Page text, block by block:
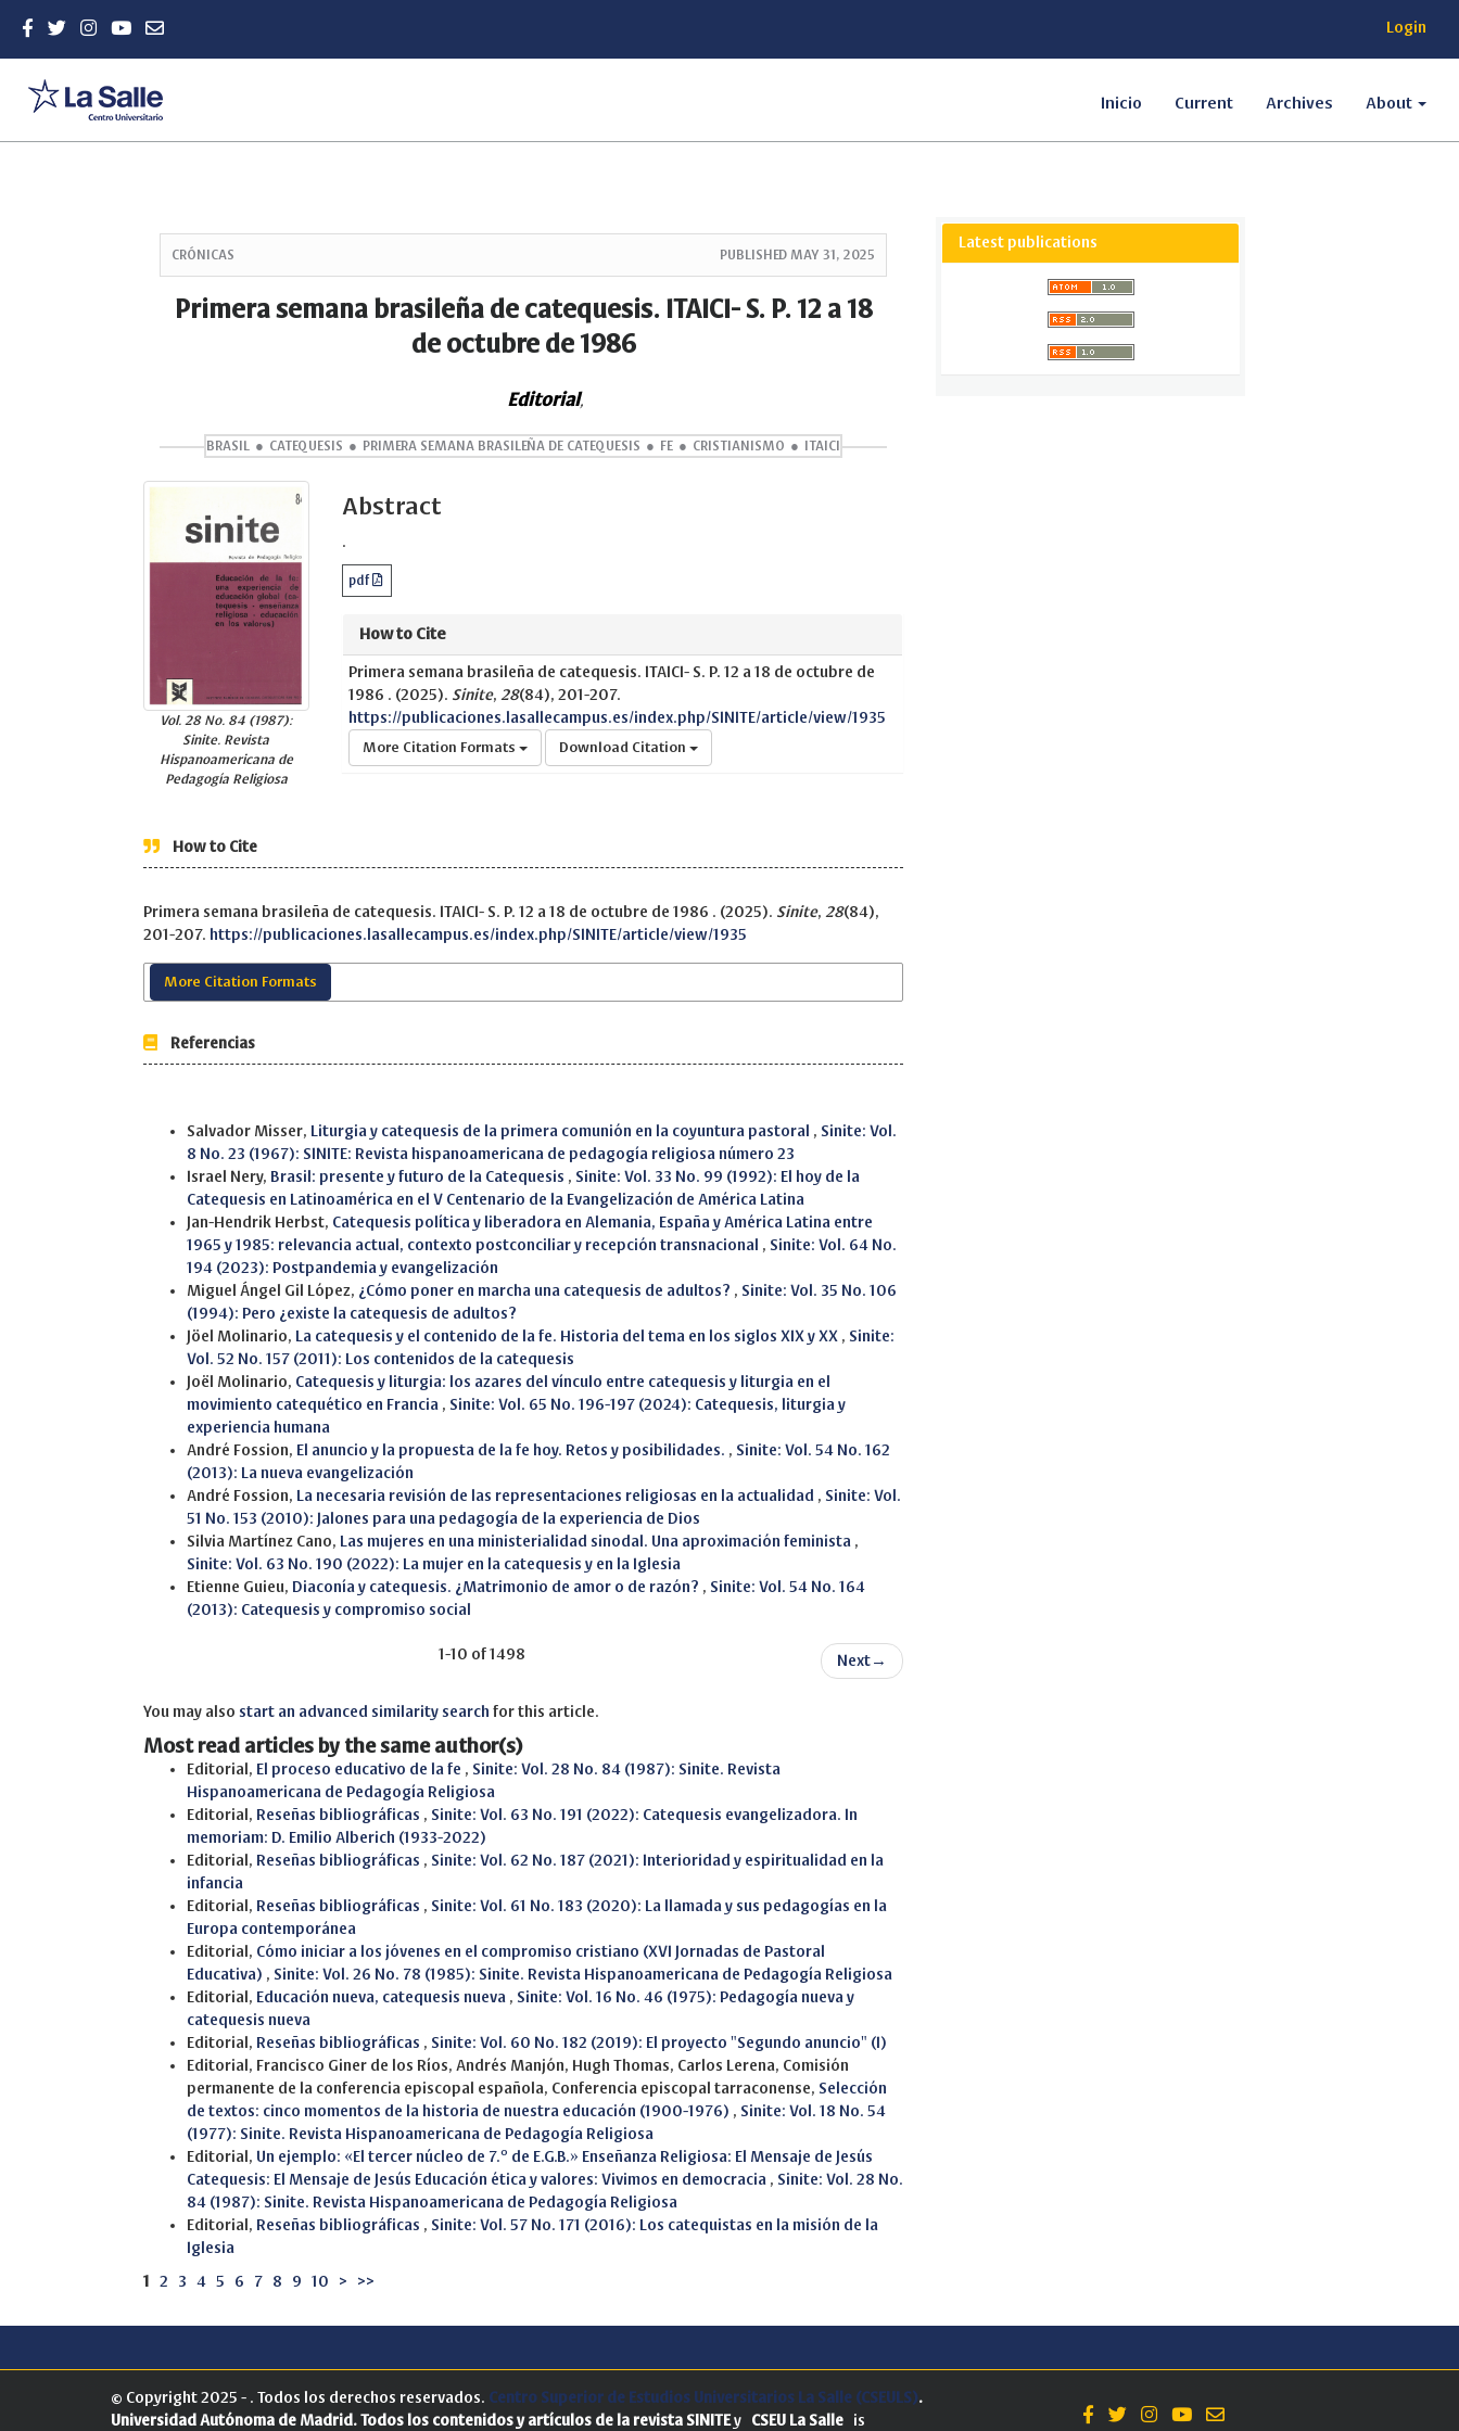
Login
Inicio Current Archives About
CRÓNICAS PUBLISHED MAY 31, 2025
Primera semana brasileña de catequesis. ITAICI- S. P. 12 a 18
de octubre de 1986
Editorial,
BRASIL CATEQUESIS PRIMERA SEMANA BRASILEÑA DE CATEQUESIS FE CRISTIANISMO ITAICI
Vol. 28 No. 84 (1987):
Sinite. Revista
Hispanoamericana de
Pedagogía Religiosa
Abstract
.
pdf
How to Cite
Primera semana brasileña de catequesis. ITAICI- S. P. 12 a 18 de octubre de
1986 . (2025). Sinite, 28(84), 201-207.
https://publicaciones.lasallecampus.es/index.php/SINITE/article/view/1935
More Citation Formats Download Citation
How to Cite
Primera semana brasileña de catequesis. ITAICI- S. P. 12 a 18 de octubre de 1986 . (2025). Sinite, 28(84),
201-207. https://publicaciones.lasallecampus.es/index.php/SINITE/article/view/1935
More Citation Formats
Referencias
Salvador Misser, Liturgia y catequesis de la primera comunión en la coyuntura pastoral , Sinite: Vol.
8 No. 23 (1967): SINITE: Revista hispanoamericana de pedagogía religiosa número 23
Israel Nery, Brasil: presente y futuro de la Catequesis , Sinite: Vol. 33 No. 99 (1992): El hoy de la
Catequesis en Latinoamérica en el V Centenario de la Evangelización de América Latina
Jan-Hendrik Herbst, Catequesis política y liberadora en Alemania, España y América Latina entre
1965 y 1985: relevancia actual, contexto postconciliar y recepción transnacional , Sinite: Vol. 64 No.
194 (2023): Postpandemia y evangelización
Miguel Ángel Gil López, ¿Cómo poner en marcha una catequesis de adultos? , Sinite: Vol. 35 No. 106
(1994): Pero ¿existe la catequesis de adultos?
Jöel Molinario, La catequesis y el contenido de la fe. Historia del tema en los siglos XIX y XX , Sinite:
Vol. 52 No. 157 (2011): Los contenidos de la catequesis
Joël Molinario, Catequesis y liturgia: los azares del vínculo entre catequesis y liturgia en el
movimiento catequético en Francia , Sinite: Vol. 65 No. 196-197 (2024): Catequesis, liturgia y
experiencia humana
André Fossion, El anuncio y la propuesta de la fe hoy. Retos y posibilidades. , Sinite: Vol. 54 No. 162
(2013): La nueva evangelización
André Fossion, La necesaria revisión de las representaciones religiosas en la actualidad , Sinite: Vol.
51 No. 153 (2010): Jalones para una pedagogía de la experiencia de Dios
Silvia Martínez Cano, Las mujeres en una ministerialidad sinodal. Una aproximación feminista ,
Sinite: Vol. 63 No. 190 (2022): La mujer en la catequesis y en la Iglesia
Etienne Guieu, Diaconía y catequesis. ¿Matrimonio de amor o de razón? , Sinite: Vol. 54 No. 164
(2013): Catequesis y compromiso social
1-10 of 1498 Next →
You may also start an advanced similarity search for this article.
Most read articles by the same author(s)
Editorial, El proceso educativo de la fe , Sinite: Vol. 28 No. 84 (1987): Sinite. Revista
Hispanoamericana de Pedagogía Religiosa
Editorial, Reseñas bibliográficas , Sinite: Vol. 63 No. 191 (2022): Catequesis evangelizadora. In
memoriam: D. Emilio Alberich (1933-2022)
Editorial, Reseñas bibliográficas , Sinite: Vol. 62 No. 187 (2021): Interioridad y espiritualidad en la
infancia
Editorial, Reseñas bibliográficas , Sinite: Vol. 61 No. 183 (2020): La llamada y sus pedagogías en la
Europa contemporánea
Editorial, Cómo iniciar a los jóvenes en el compromiso cristiano (XVI Jornadas de Pastoral
Educativa) , Sinite: Vol. 26 No. 78 (1985): Sinite. Revista Hispanoamericana de Pedagogía Religiosa
Editorial, Educación nueva, catequesis nueva , Sinite: Vol. 16 No. 46 (1975): Pedagogía nueva y
catequesis nueva
Editorial, Reseñas bibliográficas , Sinite: Vol. 60 No. 182 (2019): El proyecto "Segundo anuncio" (I)
Editorial, Francisco Giner de los Ríos, Andrés Manjón, Hugh Thomas, Carlos Lerena, Comisión
permanente de la conferencia episcopal española, Conferencia episcopal tarraconense, Selección
de textos: cinco momentos de la historia de nuestra educación (1900-1976) , Sinite: Vol. 18 No. 54
(1977): Sinite. Revista Hispanoamericana de Pedagogía Religiosa
Editorial, Un ejemplo: «El tercer núcleo de 7.º de E.G.B.» Enseñanza Religiosa: El Mensaje de Jesús
Catequesis: El Mensaje de Jesús Educación ética y valores: Vivimos en democracia , Sinite: Vol. 28 No.
84 (1987): Sinite. Revista Hispanoamericana de Pedagogía Religiosa
Editorial, Reseñas bibliográficas , Sinite: Vol. 57 No. 171 (2016): Los catequistas en la misión de la
Iglesia
1 2 3 4 5 6 7 8 9 10 > >>
Latest publications
© Copyright 2025 - . Todos los derechos reservados. Centro Superior de Estudios Universitarios La Salle (CSEULS).
Universidad Autónoma de Madrid. Todos los contenidos y artículos de la revista SINITEy CSEU La Salle is